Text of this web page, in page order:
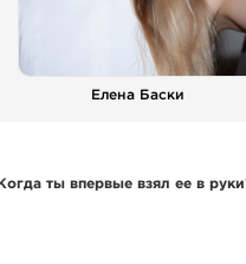
Елена Баски
ты впервые взял ее в